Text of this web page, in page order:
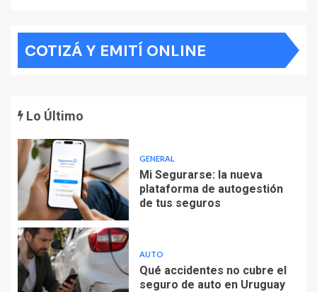
COTIZÁ Y EMITÍ ONLINE
Lo Último
GENERAL
Mi Segurarse: la nueva
plataforma de autogestión
de tus seguros
AUTO
Qué accidentes no cubre el
seguro de auto en Uruguay